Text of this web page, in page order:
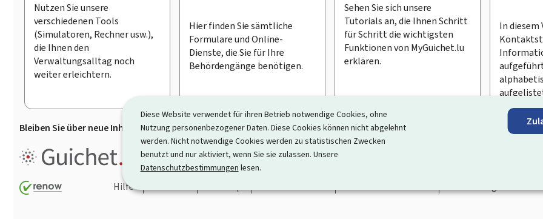
Diese Website verwendet für ihren Betrieb notwendige Cookies, ohne
Nutzung personenbezogener Daten. Diese Cookies können nicht abgelehnt
werden. Nicht notwendige Cookies werden zu statistischen Zwecken
benutzt und nur aktiviert, wenn Sie sie zulassen. Unsere
Datenschutzbestimmungen lesen.
Nutzen Sie unsere
verschiedenen Tools
(Simulatoren, Rechner usw.),
die Ihnen den
Verwaltungsalltag noch
weiter erleichtern.
Hier finden Sie sämtliche
Formulare und Online-
Dienste, die Sie für Ihre
Behördengänge benötigen.
Sehen Sie sich unsere
Tutorials an, die Ihnen Schritt
für Schritt die wichtigsten
Funktionen von MyGuichet.lu
erklären.
In diesem
Bleiben Sie über neue Inhalte auf Guichet.lu informiert Den Newsletter abonnieren
Guichet.lu ist ein Informationsportal, das Ihre Interaktion mit dem Staat vereinfacht
Informationen, Behördengängen und Dienstleistungen, die von den Behörden und sonstigen
Hilfe
Kontakt Sitemap Barrierefreiheit Rechtliche Hinweise Verwaltung der